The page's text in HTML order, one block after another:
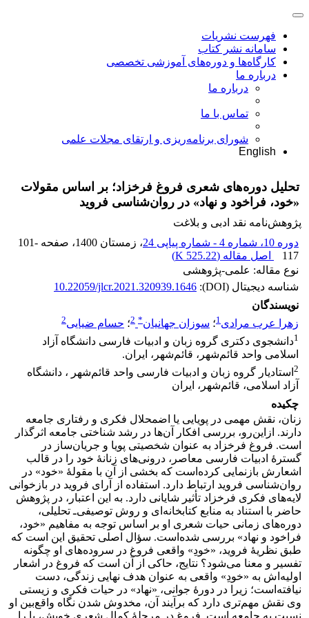
فهرست نشریات
سامانه نشر کتاب
کارگاه‌ها و دوره‌های آموزشی تخصصی
درباره ما
درباره ما
تماس با ما
شورای برنامه‌ریزی و ارتقای مجلات علمی
English
تحلیل دوره‌های شعری فروغ فرخزاد؛ بر اساس مقولات
«خود، فراخود و نهاد» در روان‌شناسی فروید
پژوهش‌نامه نقد ادبی و بلاغت
دوره 10، شماره 4 - شماره پیاپی 24
، زمستان 1400 ، صفحه 101-
117
اصل مقاله (525.22 K
)
نوع مقاله: علمی-پژوهشی
شناسه دیجیتال (DOI):
10.22059/jlcr.2021.320939.1646
نویسندگان
زهرا عرب مرادی1؛ سوزان جهانیان*
2؛ حسام ضیایی2
1دانشجوی دکتری گروه زبان و ادبیات فارسی دانشگاه آزاد
اسلامی واحد قائم‌شهر، قائم‌شهر، ایران.
2 استادیار گروه زبان و ادبیات فارسی واحد قائم‌شهر ، دانشگاه
آزاد اسلامی، قائم‌شهر، ایران
چکیده
زنان، نقش مهمی در پویایی یا اضمحلال فکری و رفتاری جامعه
دارند. از‌این‌رو، بررسی افکار آن‌ها در رشد شناختی جامعه اثرگذار
است. فروغ فرخزاد به عنوان شخصیتی پویا و جریان‌ساز در
گسترۀ ادبیات فارسی معاصر، درونی‌های زنانۀ خود را در قالب
اشعارش بازنمایی کرده‌است که بخشی از آن با مقولۀ «خود» در
روان‌شناسی فروید ارتباط دارد. استفاده از آرای فروید در بازخوانی
لایه‌های فکری فرخزاد تأثیر شایانی دارد. به این اعتبار، در پژوهش
حاضر با استناد به منابع کتابخانه‌ای و روش توصیفی‌ـ تحلیلی،
دوره‌های زمانی حیات شعری او بر اساس توجه به مفاهیم «خود،
فراخود و نهاد» بررسی شده‌است. سؤال اصلی تحقیق این است که
طبق نظریۀ فروید، «خودِ» واقعی فروغ در سروده‌های او چگونه
تفسیر و معنا می‌شود؟ نتایج، حاکی از آن است که فروغ در اشعار
اولیه‌اش به «خودِ» واقعی به عنوان هدف نهایی زندگی، دست
نیافته‌است؛ زیرا در دورۀ جوانی، «نهاد» در حیات فکری و زیستی
وی نقش مهم‌تری دارد که برآیند آن، مخدوش شدن نگاه واقع‌بین او
نسبت به جامعه است. فروغ در مرحلۀ کمال شعری خویش، پا را